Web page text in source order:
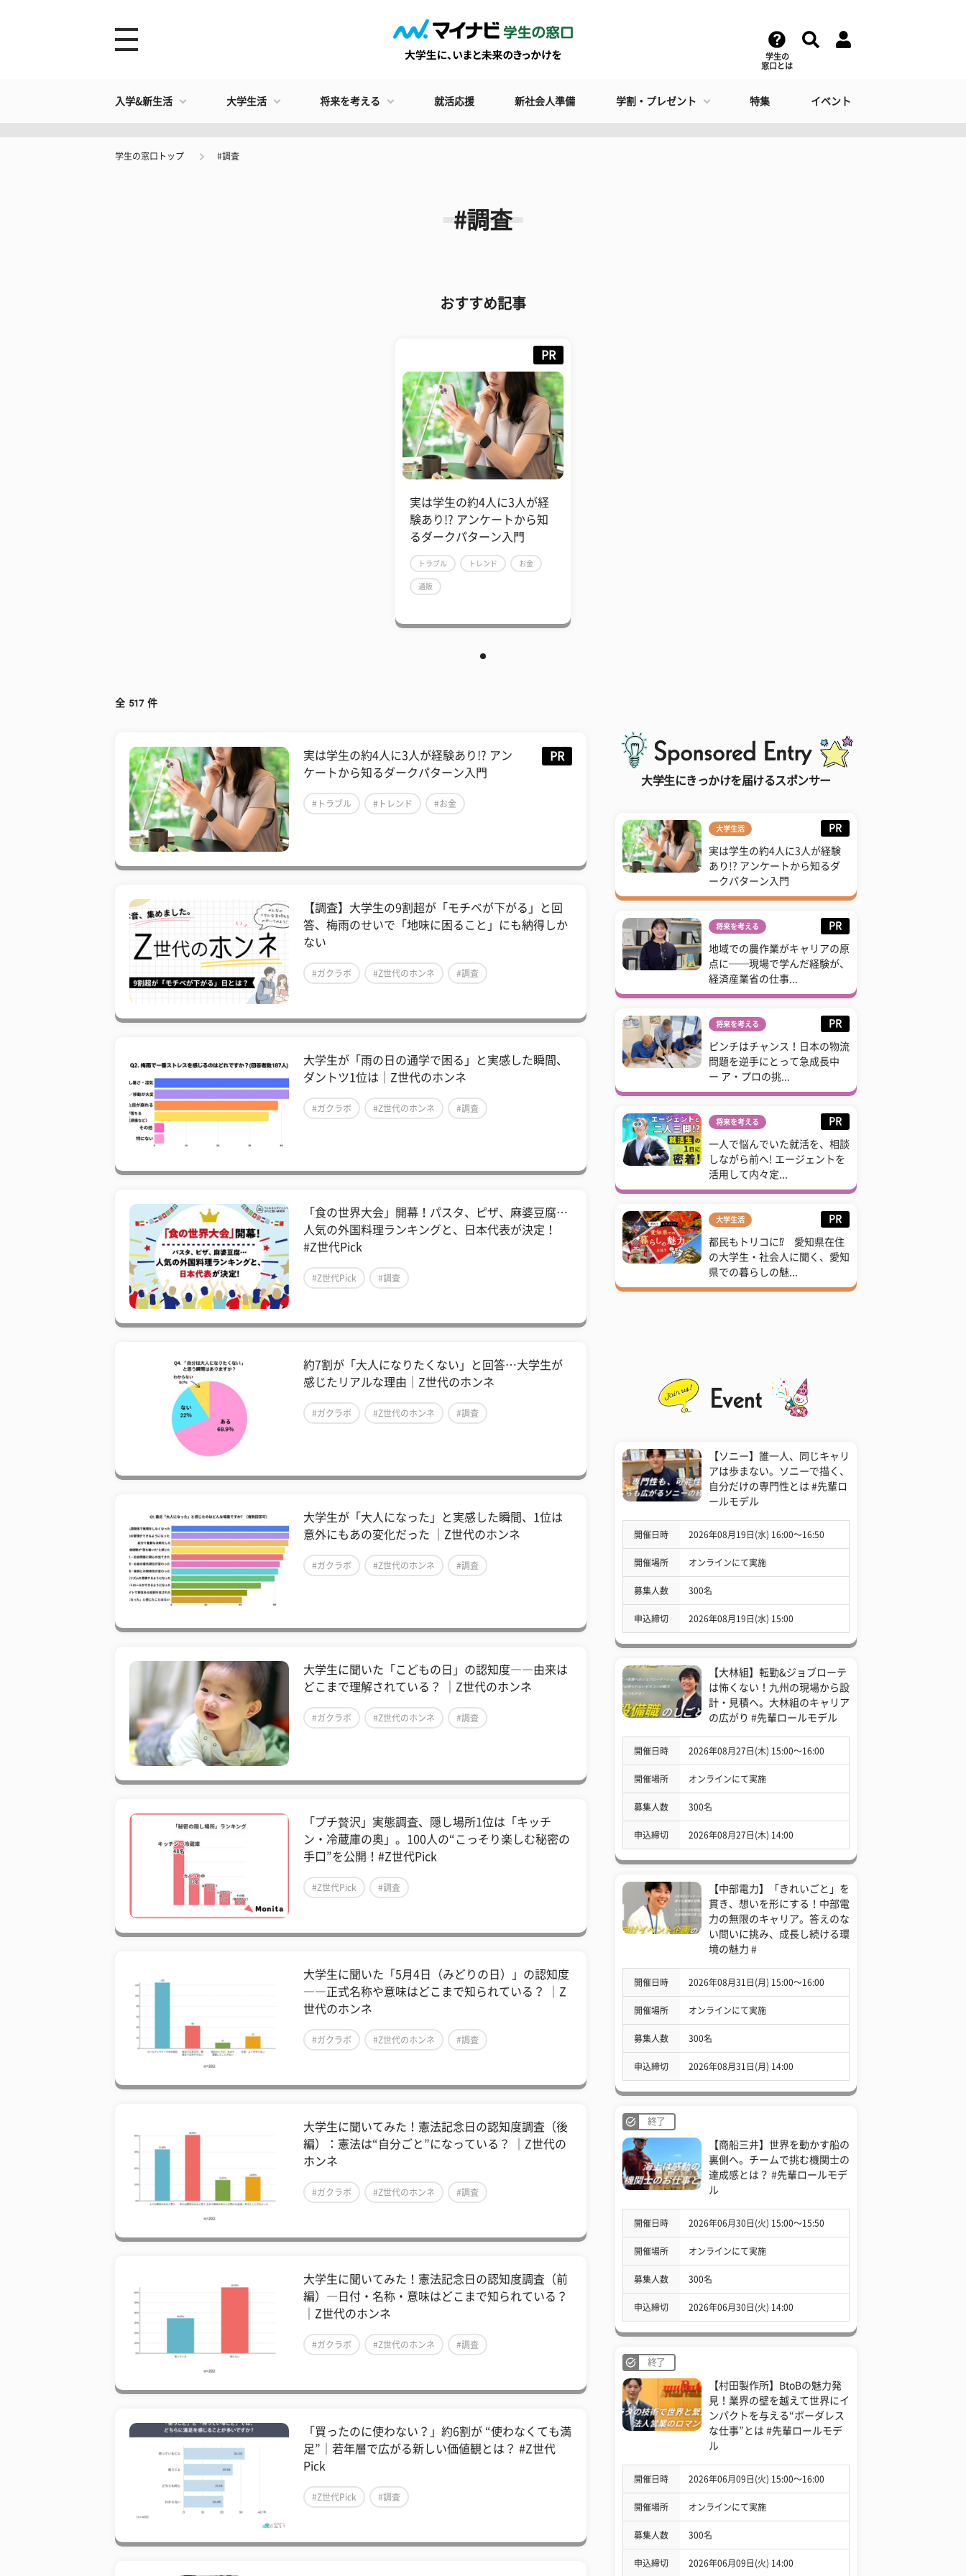
学生の
窓口とは
入学&新生活 大学生活 将来を考える 就活応援 新社会人準備 学割・プレゼント 特集 イベント
学生の窓口トップ #調査
#調査
おすすめ記事
PR
実は学生の約4人に3人が経
験あり!? アンケートから知
るダークパターン入門
トラブル トレンド お金
通販
全 517 件
実は学生の約4人に3人が経験あり!? アン
ケートから知るダークパターン入門
PR
#トラブル #トレンド #お金
【調査】大学生の9割超が「モチベが下がる」と回
答、梅雨のせいで「地味に困ること」にも納得しか
ない
#ガクラボ #Z世代のホンネ #調査
大学生が「雨の日の通学で困る」と実感した瞬間、
ダントツ1位は｜Z世代のホンネ
#ガクラボ #Z世代のホンネ #調査
「食の世界大会」開幕！パスタ、ピザ、麻婆豆腐…
人気の外国料理ランキングと、日本代表が決定！
#Z世代Pick
#Z世代Pick #調査
約7割が「大人になりたくない」と回答…大学生が
感じたリアルな理由｜Z世代のホンネ
#ガクラボ #Z世代のホンネ #調査
大学生が「大人になった」と実感した瞬間、1位は
意外にもあの変化だった ｜Z世代のホンネ
#ガクラボ #Z世代のホンネ #調査
大学生に聞いた「こどもの日」の認知度――由来は
どこまで理解されている？ ｜Z世代のホンネ
#ガクラボ #Z世代のホンネ #調査
「プチ贅沢」実態調査、隠し場所1位は「キッチ
ン・冷蔵庫の奥」。100人の“こっそり楽しむ秘密の
手口”を公開！#Z世代Pick
#Z世代Pick #調査
大学生に聞いた「5月4日（みどりの日）」の認知度
――正式名称や意味はどこまで知られている？ ｜Z
世代のホンネ
#ガクラボ #Z世代のホンネ #調査
大学生に聞いてみた！憲法記念日の認知度調査（後
編）：憲法は“自分ごと”になっている？ ｜Z世代の
ホンネ
#ガクラボ #Z世代のホンネ #調査
大学生に聞いてみた！憲法記念日の認知度調査（前
編）―日付・名称・意味はどこまで知られている？
｜Z世代のホンネ
#ガクラボ #Z世代のホンネ #調査
「買ったのに使わない？」約6割が “使わなくても満
足”｜若年層で広がる新しい価値観とは？ #Z世代
Pick
#Z世代Pick #調査
大学生にきっかけを届けるスポンサー
大学生活 PR
実は学生の約4人に3人が経験
あり!? アンケートから知るダ
ークパターン入門
将来を考える PR
地域での農作業がキャリアの原
点に──現場で学んだ経験が、
経済産業省の仕事...
将来を考える PR
ピンチはチャンス！日本の物流
問題を逆手にとって急成長中
ー ア・プロの挑...
将来を考える PR
一人で悩んでいた就活を、相談
しながら前へ! エージェントを
活用して内々定...
大学生活 PR
都民もトリコに⁉ 愛知県在住
の大学生・社会人に聞く、愛知
県での暮らしの魅...
【ソニー】誰一人、同じキャリ
アは歩まない。ソニーで描く、
自分だけの専門性とは #先輩ロ
ールモデル
開催日時 2026年08月19日(水) 16:00〜16:50
開催場所 オンラインにて実施
募集人数 300名
申込締切 2026年08月19日(水) 15:00
【大林組】転勤&ジョブローテ
は怖くない！九州の現場から設
計・見積へ。大林組のキャリア
の広がり #先輩ロールモデル
開催日時 2026年08月27日(木) 15:00〜16:00
開催場所 オンラインにて実施
募集人数 300名
申込締切 2026年08月27日(木) 14:00
【中部電力】「きれいごと」を
貫き、想いを形にする！中部電
力の無限のキャリア。答えのな
い問いに挑み、成長し続ける環
境の魅力 #
開催日時 2026年08月31日(月) 15:00〜16:00
開催場所 オンラインにて実施
募集人数 300名
申込締切 2026年08月31日(月) 14:00
終了
【商船三井】世界を動かす船の
裏側へ。チームで挑む機関士の
達成感とは？ #先輩ロールモデ
ル
開催日時 2026年06月30日(火) 15:00〜15:50
開催場所 オンラインにて実施
募集人数 300名
申込締切 2026年06月30日(火) 14:00
終了
【村田製作所】BtoBの魅力発
見！業界の壁を越えて世界にイ
ンパクトを与える“ボーダレス
な仕事”とは #先輩ロールモデ
ル
開催日時 2026年06月09日(火) 15:00〜16:00
開催場所 オンラインにて実施
募集人数 300名
申込締切 2026年06月09日(火) 14:00